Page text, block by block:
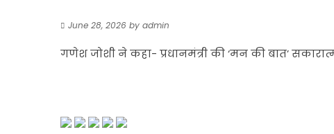
June 28, 2026 by admin
गणेश जोशी ने कहा- प्रधानमंत्री की ‘मन की बात’